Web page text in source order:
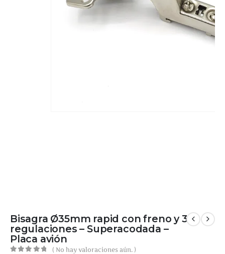
Bisagra Ø35mm rapid con freno y 3
regulaciones – Superacodada –
Placa avión
( No hay valoraciones aún. )